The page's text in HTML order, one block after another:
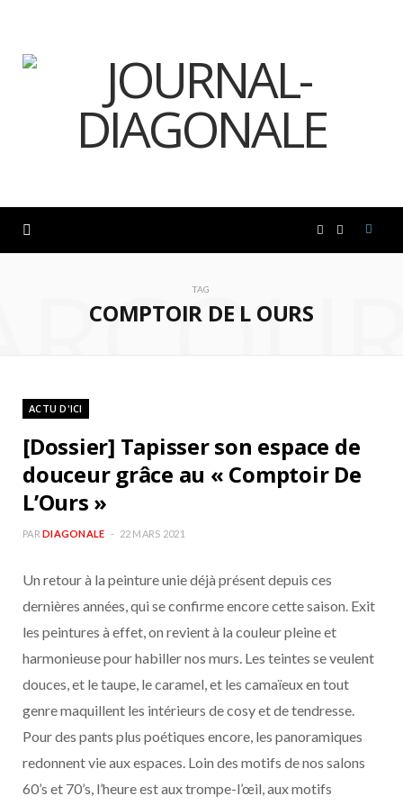
o g
TAG
COMPTOIR DE L OURS
ACTU D'ICI
[Dossier] Tapisser son espace de
douceur grâce au « Comptoir De
L’Ours »
PAR DIAGONALE 22 MARS 2021
Un retour à la peinture unie déjà présent depuis ces
dernières années, qui se confirme encore cette saison. Exit
les peintures à effet, on revient à la couleur pleine et
harmonieuse pour habiller nos murs. Les teintes se veulent
douces, et le taupe, le caramel, et les camaïeux en tout
genre maquillent les intérieurs de cosy et de tendresse.
Pour des pants plus poétiques encore, les panoramiques
redonnent vie aux espaces. Loin des motifs de nos salons
60’s et 70’s, l’heure est aux trompe-l’œil, aux motifs